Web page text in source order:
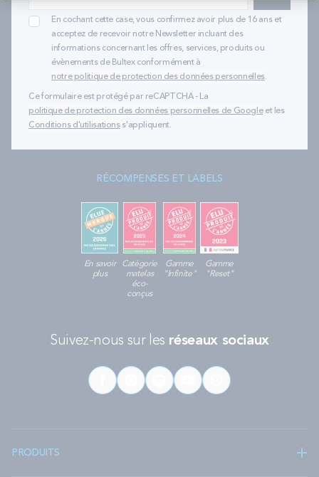
En cochant cette case, vous confirmez avoir plus de 16 ans et
acceptez de recevoir notre Newsletter incluant des
informations concernant les offres, services, produits ou
évènements de Bultex conformément à
notre politique de protection des données personnelles.
Ce formulaire est protégé par reCAPTCHA - La
politique de protection des données personnelles de Googleet les
Conditions d'utilisationss'appliquent.
RÉCOMPENSES ET LABELS
En savoir
plus
Catégorie
matelas
éco-
conçus
Gamme
"Infinite"
Gamme
"Reset"
Suivez-nous sur les réseaux sociaux
PRODUITS